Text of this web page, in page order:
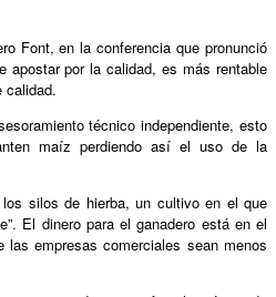
Font, en la conferencia que pronunció
apostar por la calidad, es más rentable
calidad.
técnico independiente, esto
maíz perdiendo así el uso de la
silos de hierba, un cultivo en el que
El dinero para el ganadero está en el
empresas comerciales sean menos